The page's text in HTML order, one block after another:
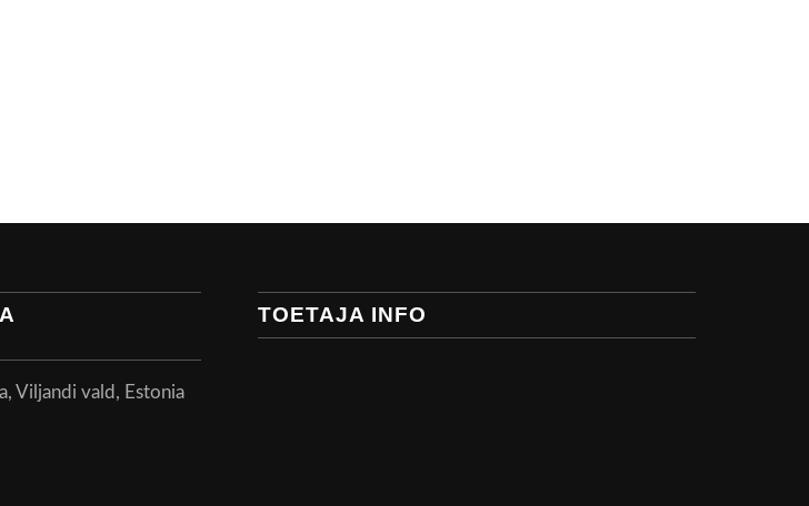
Viljandi vald, Estonia
TOETAJA INFO